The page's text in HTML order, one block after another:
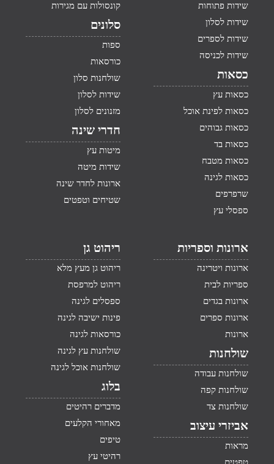
שידות פתוחות
שידות לסלון
שידות לספרים
שידות לכניסה
כסאות
כסאות עץ
כסאות לפינת אוכל
כסאות גבוהים
כסאות בד
כסאות מטבח
כסאות לגינה
שרפרפים
ספסלי עץ
קונסולות עם מגירות
סלונים
ספות
כורסאות
שולחנות סלון
שידות לסלון
מזנונים לסלון
חדרי שינה
מיטות עץ
שידות מיטה
ארונות לחדר שינה
שטיחים וטפטים
ארונות וספריות
ארונות ויטרינה
ספריות לבית
ארונות בגדים
ארונות ספרים
ארונות
שולחנות
שולחנות עבודה
שולחנות קפה
שולחנות צד
אביזרי עיצוב
מראות
ריהוט גן
ריהוט גן מעץ מלא
ריהוט למרפסת
ספסלים לגינה
פינות ישיבה לגינה
כורסאות לגינה
שולחנות עץ לגינה
שולחנות אוכל לגינה
בלוג
מדברים רהיטים
מאחורי הקלעים
טיפים
רהיטי עץ